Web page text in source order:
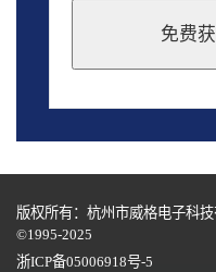
免费
should
blank
版权所有：杭州市威格电子科技
©1995-2025
浙ICP备05006918号-5